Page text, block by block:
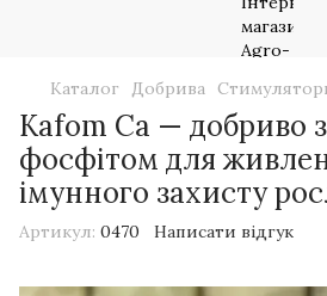
Каталог Добрива
Kafom Ca — добриво з
фосфітом для
імунного захисту
Артикул: 0470 Написати відгук